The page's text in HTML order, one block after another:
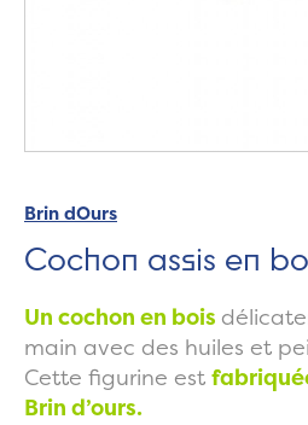
Brin dOurs
Cochon assis en
Un cochon en bois
main avec des huiles et
Cette figurine est
Brin d’ours.